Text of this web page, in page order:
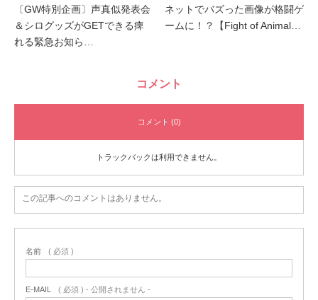
〔GW特別企画〕声真似発表会
＆シログッズがGETできる痺
れる緊急お知ら…
ネットでバズった画像が格闘ゲ
ームに！？【Fight of Animal…
コメント
コメント (0)
トラックバックは利用できません。
この記事へのコメントはありません。
名前 ( 必須 )
E-MAIL ( 必須 ) - 公開されません -